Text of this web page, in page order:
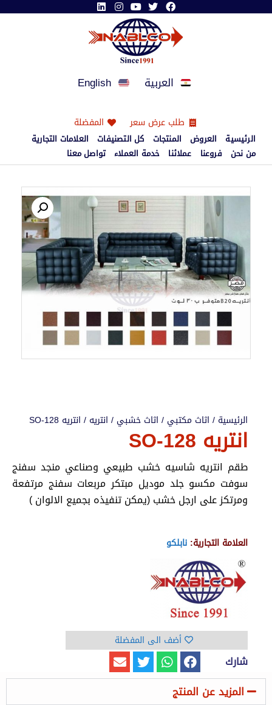
العربية English
طلب عرض سعر المفضلة
الرئيسية العروض المنتجات كل التصنيفات
العلامات التجارية
من نحن فروعنا عملائنا خدمة العملاء تواصل معنا
الرئيسية / اثاث مكتبي / اثاث خشبي / انتريه / انتريه SO-128
انتريه SO-128
طقم انتريه شاسيه خشب طبيعي وصناعي منجد سفنج
سوفت مكسو جلد موديل مبتكر مربعات سفنج مرتفعة
ومرتكز على ارجل خشب (يمكن تنفيذه بجميع الالوان )
العلامة التجارية: نابلكو
أضف الى المفضلة
شارك
المزيد عن المنتج